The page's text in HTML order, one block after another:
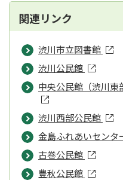
関連リンク
渋川市立図書館
渋川公民館
中央公民館（渋川
渋川西部公民館
金島ふれあいセンタ
古巻公民館
豊秋公民館